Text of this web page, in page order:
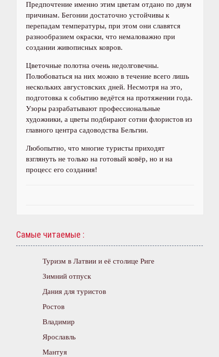
Предпочтение именно этим цветам отдано по двум
причинам. Бегонии достаточно устойчивы к
перепадам температуры, при этом они славятся
разнообразием окраски, что немаловажно при
создании живописных ковров.
Цветочные полотна очень недолговечны.
Полюбоваться на них можно в течение всего лишь
нескольких августовских дней. Несмотря на это,
подготовка к событию ведётся на протяжении года.
Узоры разрабатывают профессиональные
художники, а цветы подбирают сотни флористов из
главного центра садоводства Бельгии.
Любопытно, что многие туристы приходят
взглянуть не только на готовый ковёр, но и на
процесс его создания!
Самые читаемые :
Туризм в Латвии и её столице Риге
Зимний отпуск
Дания для туристов
Ростов
Владимир
Ярославль
Мантуя